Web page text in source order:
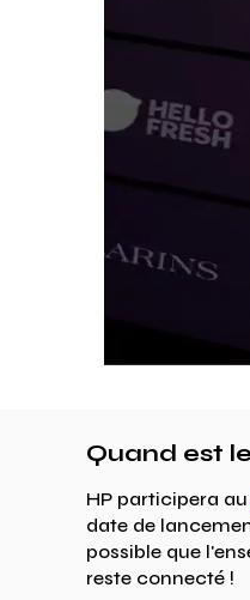
Quand est
HP participera au
date de
possible que
reste connecté !